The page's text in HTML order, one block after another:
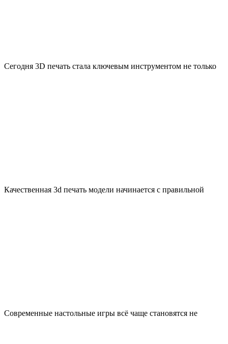
Сегодня 3D печать стала ключевым инструментом не только
Качественная 3d печать модели начинается с правильной
Современные настольные игры всё чаще становятся не